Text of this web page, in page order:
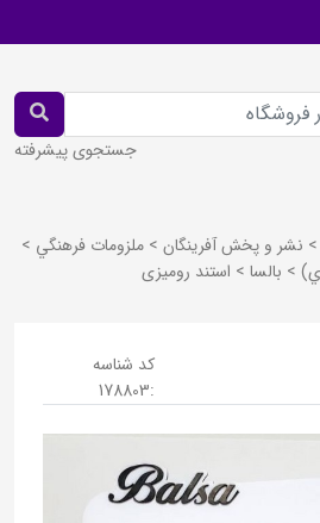
جستجوی پیشرفته
> نشر و پخش آفرينگان > ملزومات فرهنگي >
> بالسا > استند رومیزی
کد شناسه
:
178803